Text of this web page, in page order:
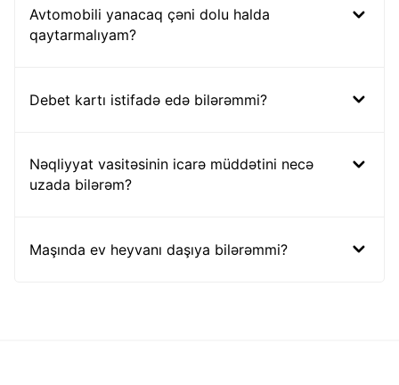
Avtomobili yanacaq çəni dolu halda
qaytarmalıyam?
Debet kartı istifadə edə bilərəmmi?
Nəqliyyat vasitəsinin icarə müddətini necə
uzada bilərəm?
Maşında ev heyvanı daşıya bilərəmmi?